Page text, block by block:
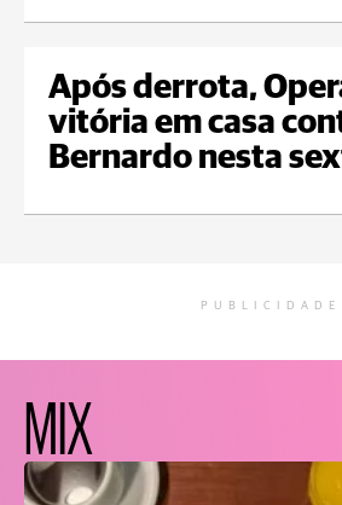
Após derrota,
vitória em casa
Bernardo nesta
PUBLICIDADE
MIX